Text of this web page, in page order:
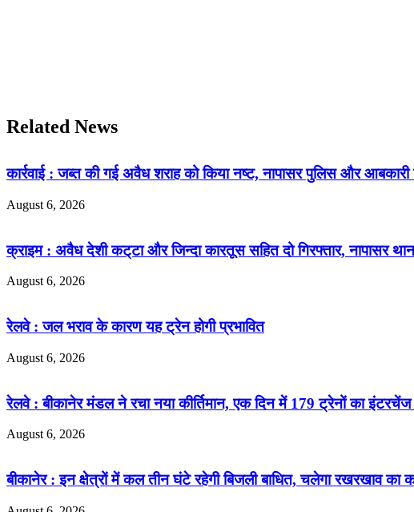
Related News
कार्रवाई : जब्त की गई अवैध शराह को किया नष्ट, नापासर पुलिस और आबकारी
August 6, 2026
क्राइम : अवैध देशी कट्‌टा और जिन्दा कारतूस सहित दो गिरफ्तार, नापासर
August 6, 2026
रेलवे : जल भराव के कारण यह ट्रेन होगी प्रभावित
August 6, 2026
रेलवे : बीकानेर मंडल ने रचा नया कीर्तिमान, एक दिन में 179 ट्रेनों का इंटरचेंज
August 6, 2026
बीकानेर : इन क्षेत्रों में कल तीन घंटे रहेगी बिजली बाधित, चलेगा रखरखाव का